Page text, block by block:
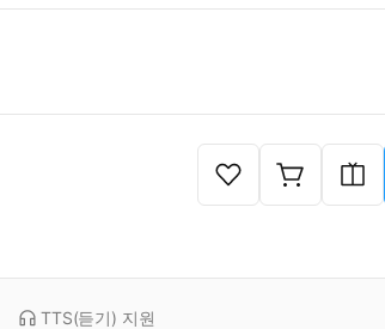
TTS(듣기) 지원